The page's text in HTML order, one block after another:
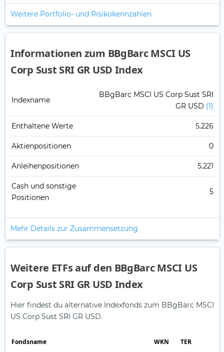
Weitere Portfolio- und Risikokennzahlen
Informationen zum BBgBarc MSCI US
Corp Sust SRI GR USD Index
Indexname
BBgBarc MSCI US Corp Sust SRI
GR USD (1)
Enthaltene Werte 5.226
Aktienpositionen 0
Anleihenpositionen 5.221
Cash und sonstige
Positionen
5
Mehr Details zur Zusammensetzung
Weitere ETFs auf den BBgBarc MSCI US
Corp Sust SRI GR USD Index
Hier findest du alternative Indexfonds zum BBgBarc MSCI
US Corp Sust SRI GR USD.
Fonds­name WKN TER